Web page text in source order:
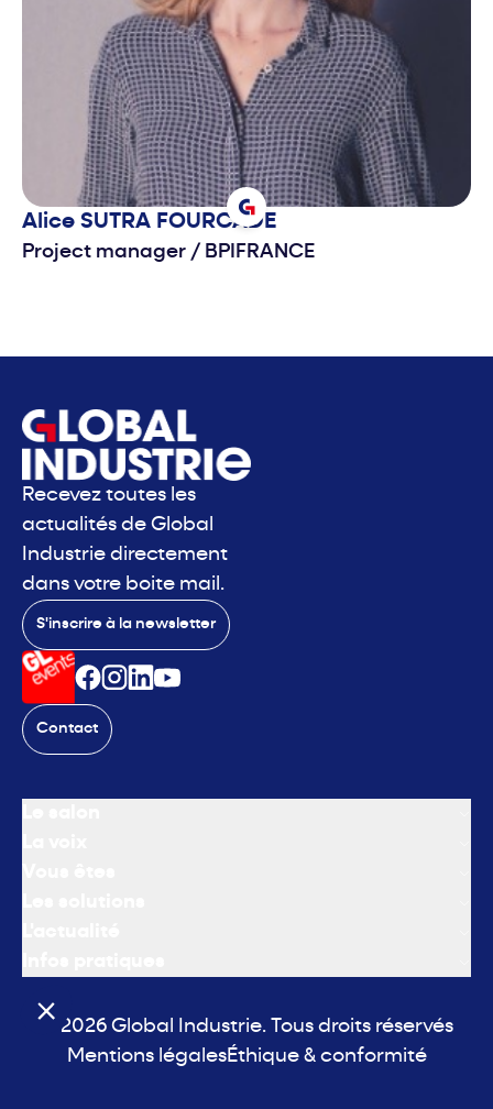
Alice SUTRA FOURCADE
Project manager / BPIFRANCE
Recevez toutes les
actualités de Global
Industrie directement
dans votre boite mail.
S'inscrire à la newsletter
Contact
© 2026 Global Industrie. Tous droits réservés
Mentions légalesÉthique & conformité